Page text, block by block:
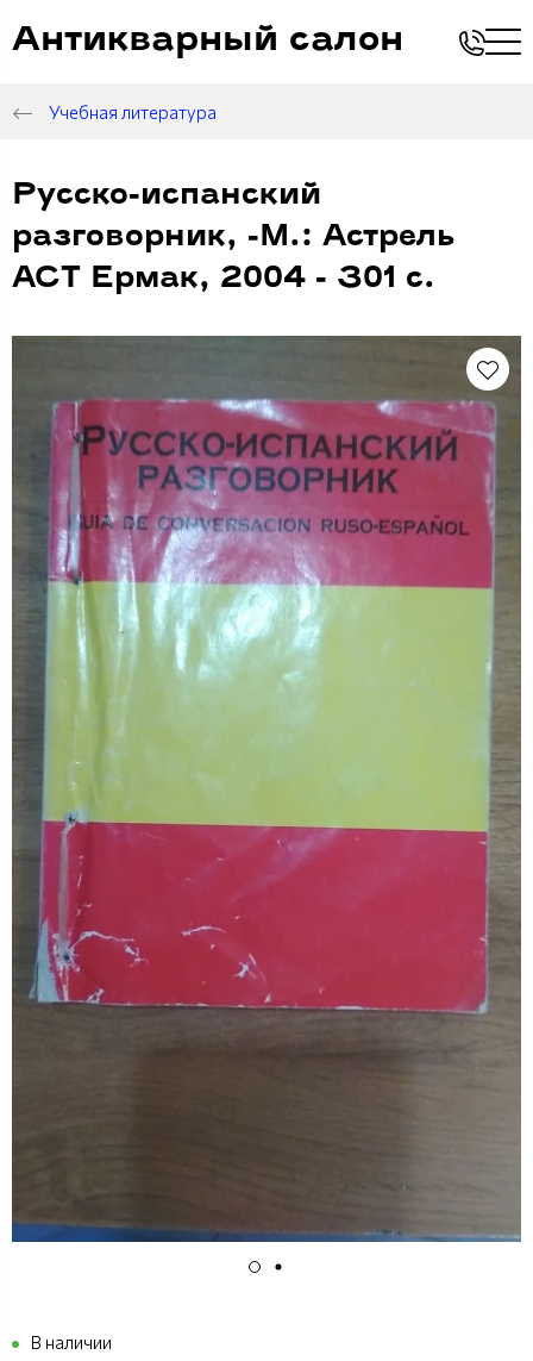
Антикварный салон
Учебная литература
Русско-испанский
разговорник, -М.: Астрель
АСТ Ермак, 2004 - 301 с.
В наличии